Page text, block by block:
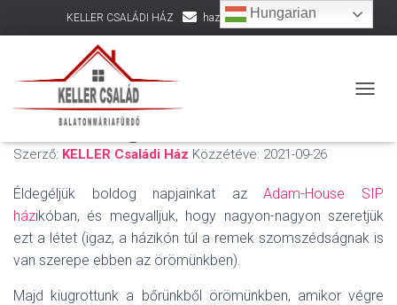
KELLER CSALÁDI HÁZ hazepites@kellercsalad.hu
Egy kis Adam-House
nosztalgia
Szerző: KELLER Családi Ház Közzétéve: 2021-09-26
Éldegéljük boldog napjainkat azAdam-House SIP
házikóban, és megvalljuk, hogy nagyon-nagyon szeretjük
ezt a létet (igaz, a házikón túl a remek szomszédságnak is
van szerepe ebben az örömünkben).
Majd kiugrottunk a bőrünkből örömünkben, amikor végre
Hungarian